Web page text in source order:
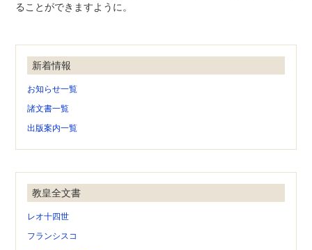
ることができますように。
新着情報
お知らせ一覧
諸文書一覧
出版案内一覧
教皇全文書
レオ十四世
フランシスコ